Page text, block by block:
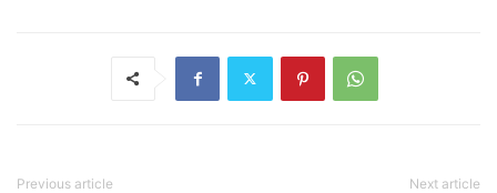
Previous article Next article